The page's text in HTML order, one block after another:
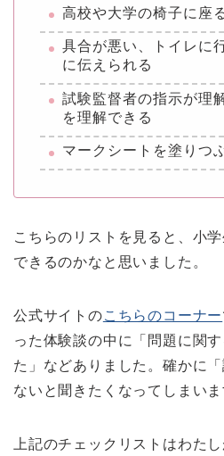
高校や大学の椅子に座
具合が悪い、トイレに
に伝えられる
試験監督者の指示が理
を理解できる
マークシートを塗りつ
こちらのリストを見ると、小
できるのかなと思いました。
公式サイトのこちらのコーナー
った体験談の中に「問題に関
た」などありました。確かに
ないと聞きたくなってしまいま
上記のチェックリストはわた